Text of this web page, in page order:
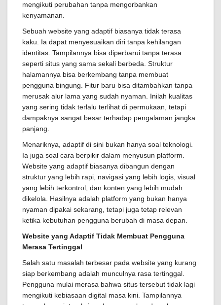
mengikuti perubahan tanpa mengorbankan
kenyamanan.
Sebuah website yang adaptif biasanya tidak terasa
kaku. Ia dapat menyesuaikan diri tanpa kehilangan
identitas. Tampilannya bisa diperbarui tanpa terasa
seperti situs yang sama sekali berbeda. Struktur
halamannya bisa berkembang tanpa membuat
pengguna bingung. Fitur baru bisa ditambahkan tanpa
merusak alur lama yang sudah nyaman. Inilah kualitas
yang sering tidak terlalu terlihat di permukaan, tetapi
dampaknya sangat besar terhadap pengalaman jangka
panjang.
Menariknya, adaptif di sini bukan hanya soal teknologi.
Ia juga soal cara berpikir dalam menyusun platform.
Website yang adaptif biasanya dibangun dengan
struktur yang lebih rapi, navigasi yang lebih logis, visual
yang lebih terkontrol, dan konten yang lebih mudah
dikelola. Hasilnya adalah platform yang bukan hanya
nyaman dipakai sekarang, tetapi juga tetap relevan
ketika kebutuhan pengguna berubah di masa depan.
Website yang Adaptif Tidak Membuat Pengguna
Merasa Tertinggal
Salah satu masalah terbesar pada website yang kurang
siap berkembang adalah munculnya rasa tertinggal.
Pengguna mulai merasa bahwa situs tersebut tidak lagi
mengikuti kebiasaan digital masa kini. Tampilannya